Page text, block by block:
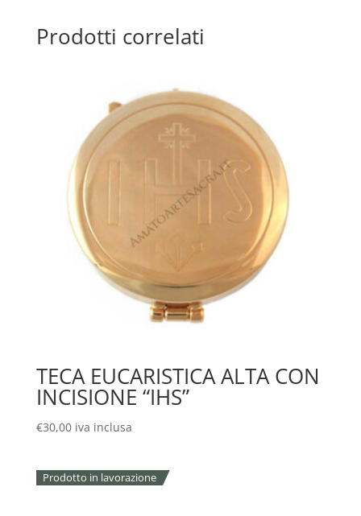
Prodotti correlati
TECA EUCARISTICA ALTA CON
INCISIONE “IHS”
€30,00 iva inclusa
Prodotto in lavorazione